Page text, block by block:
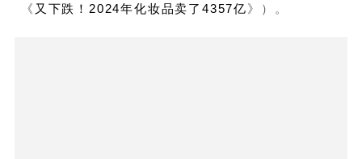
《 又下跌！2024年化妆品卖了4357亿》）。